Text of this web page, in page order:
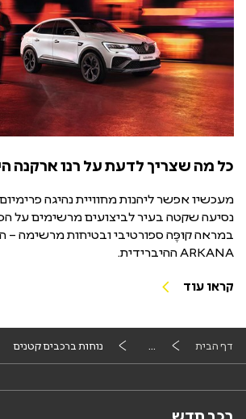
כל מה שצריך לדעת על רנו ארקנה
מעכשיו אפשר ליהנות מחוויית נהיגה
נסיעה שקטה בעיר לביצועים מרשימים על
במראה קוּפֶּה ספורטיבי ובטיחות מרשימה –
ARKANA ההיברידית.
קראו עוד